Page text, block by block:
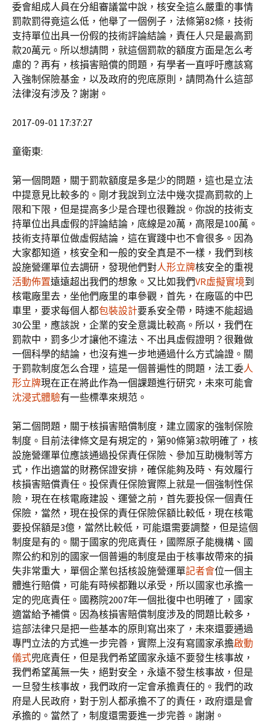
委會組成人員在分組審議當中說，核安全這么嚴重的事情
罰款罰得竟這么低，他舉了一個例子，法條第82條，技術
支持單位出具一份假的技術評論結論，責任人只是最高罰
款20萬元。所以想請問，就這個罰款的額度方面是怎么考
慮的？再有，核損害賠償的問題，有學者一直呼吁應該寫
入強制保險基金，以及政府的兜底原則，請問為什么這部
法律沒有涉及？謝謝。
2017-09-01 17:37:27
童衛東:
第一個問題，關于罰款額度是多是少的問題，這也是立法
中提意見比較多的。剛才我說到立法中幾次提高罰款的上
限和下限，但是提高多少是合理也很難說。你說的技術支
持單位出具虛假的評論結論，底線是20萬，高限是100萬。
技術支持單位做虛假結論，這在實踐中也不會很多。因為
大家都知道，核安全和一般的安全真是不一樣，我們到核
設施營運單位去調研，發現他們對人形立牌核安全的重視
活動佈置遠遠超出我們的想象。又比如我們VR虛擬實境到
核電廠里去，坐他們廠里的車參觀，首先，在廠區的中巴
車里，要求每個人都包裝設計要系安全帶，時速不能超過
30公里，應該說，企業的安全意識比較高。所以，我們在
罰款中，罰多少才讓他不違法、不出具虛假證明？很難做
一個科學的結論，也沒有進一步地通過什么方式論證。關
于罰款制度怎么合理，這是一個普遍性的問題，法工委人
形立牌現在正在將此作為一個課題進行研究，未來可能會
沈浸式體驗有一些標準來規范。
第二個問題，關于核損害賠償制度，建立國家的強制保險
制度。目前法律條文是有規定的，第90條第3款明確了，核
設施營運單位應該通過投保責任保險、參加互助機制等方
式，作出適當的財務保證安排，確保能夠及時、有效履行
核損害賠償責任。投保責任保險實際上就是一個強制性保
險，現在在核電廠建設、運營之前，首先要投保一個責任
保險，當然，現在投保的責任保險保額比較低，現在核電
要投保額是3億，當然比較低，可能還需要調整，但是這個
制度是有的。關于國家的兜底責任，國際原子能機構、國
際公約和別的國家一個普遍的制度是由于核事故帶來的損
失非常重大，單個企業包括核設施營運單記者會位一個主
體進行賠償，可能有時候都難以承受，所以國家也承擔一
定的兜底責任。國務院2007年一個批復中也明確了，國家
適當給予補償。因為核損害賠償制度涉及的問題比較多，
這部法律只是把一些基本的原則寫出來了，未來還要通過
專門立法的方式進一步完善，實際上沒有寫國家承擔啟動
儀式兜底責任，但是我們希望國家永遠不要發生核事故，
我們希望萬無一失，絕對安全，永遠不發生核事故，但是
一旦發生核事故，我們政府一定會承擔責任的。我們的政
府是人民政府，對于別人都承擔不了的責任，政府還是會
承擔的。當然了，制度還需要進一步完善。謝謝。